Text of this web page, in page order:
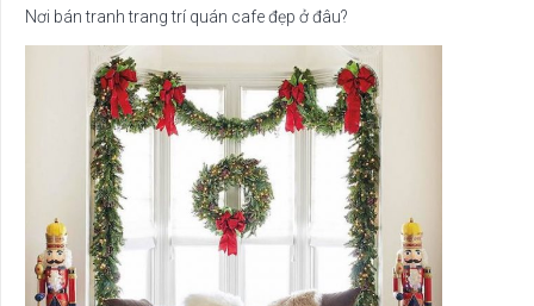
Nơi bán tranh trang trí quán cafe đẹp ở đâu?